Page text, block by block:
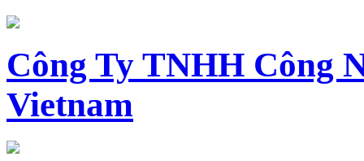
Công Ty TNHH Công
Vietnam